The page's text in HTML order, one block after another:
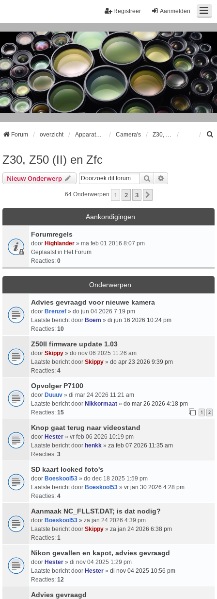
Aanmelden
Registreer
Forum overzicht Camera's
Z30, Z50 (II) en Zfc
Nieuw Onderwerp Zoek
64 Onderwerpen 1 2 3
Aankondigingen
Forumregels
door Highlander » ma feb 01 2016 8:07 pm
Geplaatst in Het Forum
Reacties: 0
Onderwerpen
Advies gevraagd voor nieuwe kamera
door Brenzef » do jun 04 2026 7:19 pm
Laatste bericht door Boem » di jun 16 2026 10:24 pm
Reacties: 10
Z50II firmware update 1.03
door Skippy » do nov 06 2025 11:26 am
Laatste bericht door Skippy » do apr 23 2026 9:39 pm
Reacties: 4
Opvolger P7100
door Duuuv » di mar 24 2026 11:21 am
Laatste bericht door Nikkormaat » do mar 26 2026 4:18 pm
Reacties: 15 1 2
Knop gaat terug naar videostand
door Hester » vr feb 06 2026 10:19 pm
Laatste bericht door henkk » za feb 07 2026 11:35 am
Reacties: 3
SD kaart locked foto's
door Boeskool53 » do dec 18 2025 1:59 pm
Laatste bericht door Boeskool53 » vr jan 30 2026 4:28 pm
Reacties: 4
Aanmaak NC_FLLST.DAT; is dat nodig?
door Boeskool53 » za jan 24 2026 4:39 pm
Laatste bericht door Skippy » za jan 24 2026 6:38 pm
Reacties: 1
Nikon gevallen en kapot, advies gevraagd
door Hester » di nov 04 2025 1:29 pm
Laatste bericht door Hester » di nov 04 2025 10:56 pm
Reacties: 12
Advies gevraagd